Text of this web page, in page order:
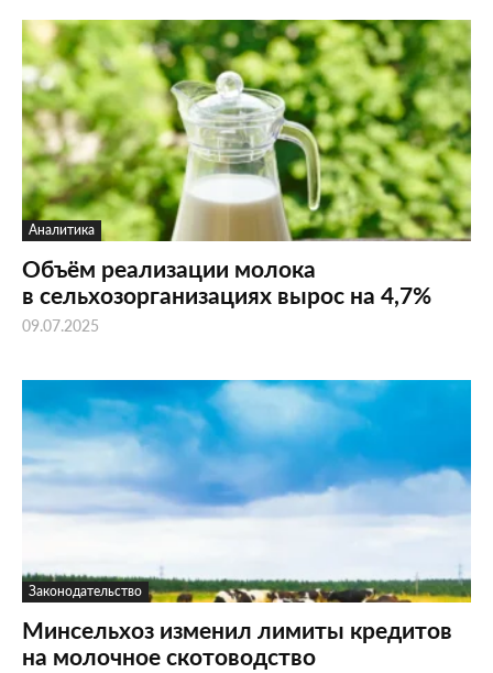
Аналитика
Объём реализации молока
в сельхозорганизациях вырос на 4,7%
09.07.2025
Законодательство
Минсельхоз изменил лимиты кредитов
на молочное скотоводство